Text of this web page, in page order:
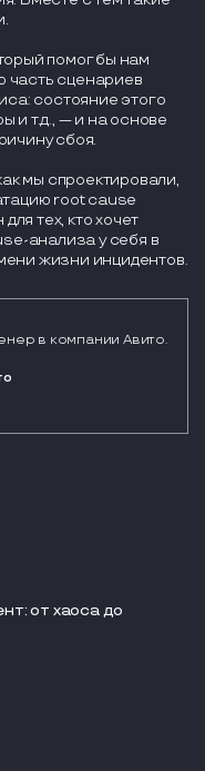
помог бы нам
часть сценариев
состояние этого
и т.д., — и на основе
сбоя.
мы спроектировали,
root cause
тех, кто хочет
анализа у себя в
жизни инцидентов.
в компании Авито.
от хаоса до